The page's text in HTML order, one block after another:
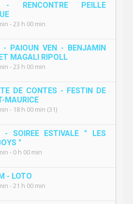
- RENCONTRE PEILLE
- 23 h 00 min
- PAIOUN VEN - BENJAMIN
MAGALI RIPOLL
- 23 h 00 min
DE CONTES - FESTIN DE
MAURICE
- 18 h 00 min (31)
- SOIREE ESTIVALE " LES
"
- 0 h 00 min
- LOTO
- 21 h 00 min